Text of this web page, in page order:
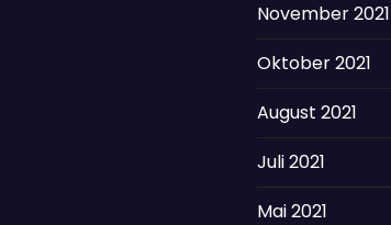
November 2021
Oktober 2021
August 2021
Juli 2021
Mai 2021